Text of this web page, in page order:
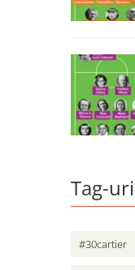
Tag-
#30cartier